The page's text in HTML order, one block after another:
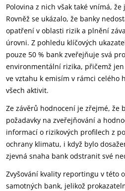
Polovina z nich však také vnímá,
Rovněž se ukázalo, že banky
opatření v oblasti rizik a plnění
úrovni. Z pohledu klíčových
pouze 50 % bank zveřejňuje svá
environmentální rizika, přičemž
ve vztahu k emisím v rámci celého
všech aktivit.
Ze závěrů hodnocení je zřejmé, že
požadavky na zveřejňování a
informací o rizikových profilech z
ochrany klimatu, i když bylo
zjevná snaha bank odstranit své
Zvyšování kvality reportingu v této
samotných bank, jelikož